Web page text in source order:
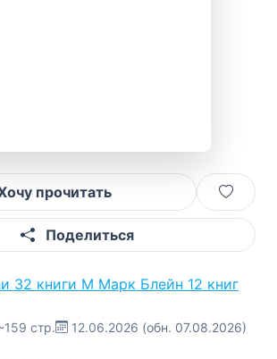
прочитать
Поделиться
32 книги М Марк Блейн 12 книг
стр. 12.06.2026 (обн. 07.08.2026)